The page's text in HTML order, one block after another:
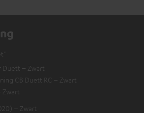
Duett – Zwart
CB Duett RC – Zwart
Zwart
– Zwart